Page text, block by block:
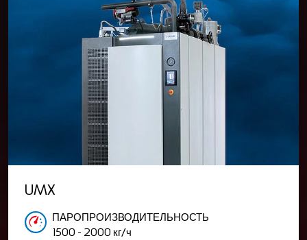
UMX
ПАРОПРОИЗВОДИТЕЛЬНОСТЬ
1500 - 2000 кг/ч